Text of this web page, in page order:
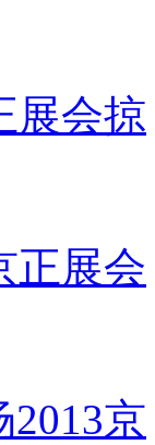
展会掠
正展会
京